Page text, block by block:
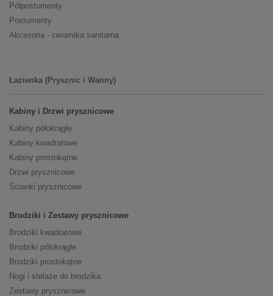
Półpostumenty
Postumenty
Akcesoria - ceramika sanitarna
Łazienka (Prysznic i Wanny)
Kabiny i Drzwi prysznicowe
Kabiny półokrągłe
Kabiny kwadratowe
Kabiny prostokątne
Drzwi prysznicowe
Ścianki prysznicowe
Brodziki i Zestawy prysznicowe
Brodziki kwadratowe
Brodziki półokrągłe
Brodziki prostokątne
Nogi i stelaże do brodzika
Zestawy prysznicowe